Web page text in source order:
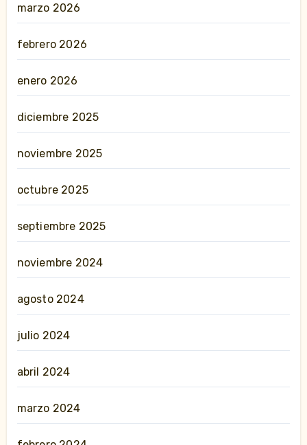
marzo 2026
febrero 2026
enero 2026
diciembre 2025
noviembre 2025
octubre 2025
septiembre 2025
noviembre 2024
agosto 2024
julio 2024
abril 2024
marzo 2024